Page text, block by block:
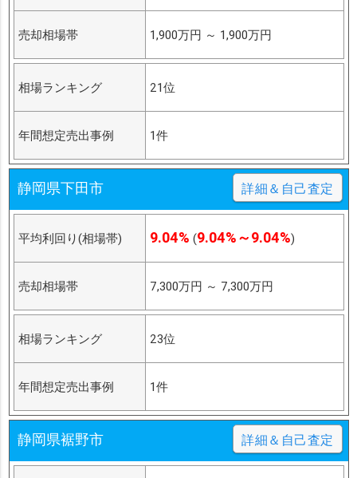
売却相場帯 1,900万円 ～ 1,900万円
相場ランキング 21位
年間想定売出事例 1件
静岡県下田市 詳細＆自己査定
平均利回り(相場帯) 9.04% (9.04%～9.04%)
売却相場帯 7,300万円 ～ 7,300万円
相場ランキング 23位
年間想定売出事例 1件
静岡県裾野市 詳細＆自己査定